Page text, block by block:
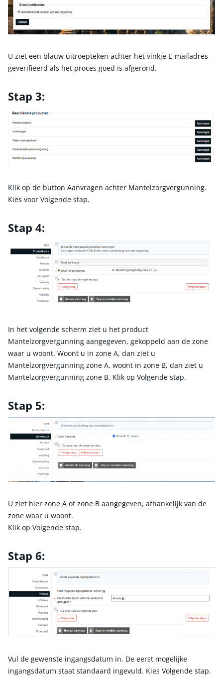
U ziet een blauw uitroepteken achter het vinkje E-mailadres
geverifieerd als het proces goed is afgerond.
Stap 3:
Klik op de button Aanvragen achter Mantelzorgvergunning.
Kies voor Volgende stap.
Stap 4:
In het volgende scherm ziet u het product
Mantelzorgvergunning aangegeven, gekoppeld aan de zone
waar u woont. Woont u in zone A, dan ziet u
Mantelzorgvergunning zone A, woont in zone B, dan ziet u
Mantelzorgvergunning zone B. Klik op Volgende stap.
Stap 5:
U ziet hier zone A of zone B aangegeven, afhankelijk van de
zone waar u woont.
Klik op Volgende stap.
Stap 6:
Vul de gewenste ingangsdatum in. De eerst mogelijke
ingangsdatum staat standaard ingevuld. Kies Volgende stap.